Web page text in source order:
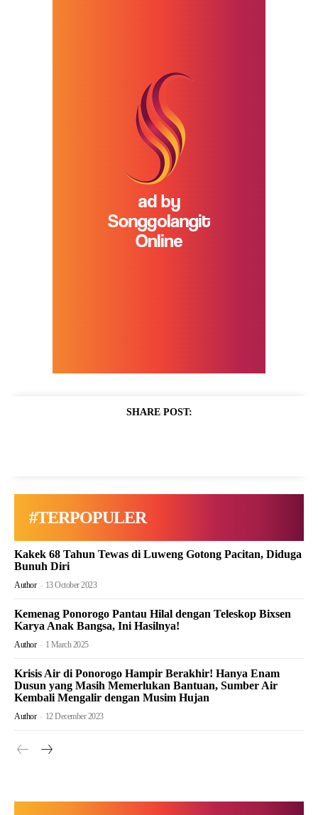
SHARE POST:
#TERPOPULER
Kakek 68 Tahun Tewas di Luweng Gotong Pacitan, Diduga
Bunuh Diri
Author - 13 October 2023
Kemenag Ponorogo Pantau Hilal dengan Teleskop Bixsen
Karya Anak Bangsa, Ini Hasilnya!
Author - 1 March 2025
Krisis Air di Ponorogo Hampir Berakhir! Hanya Enam
Dusun yang Masih Memerlukan Bantuan, Sumber Air
Kembali Mengalir dengan Musim Hujan
Author - 12 December 2023